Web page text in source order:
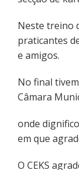
Neste treino
praticantes
e amigos.
No final
Câmara
onde
em que
O CEKS